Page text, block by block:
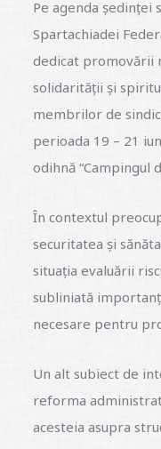
Pe agenda ședinței
Spartachiadei
dedicat promovării
solidarității și
membrilor de
perioada 19 – 21
odihnă “Campingul
În contextul
securitatea și
situația evaluării
subliniată
necesare pentru
Un alt subiect de
reforma
acesteia asupra